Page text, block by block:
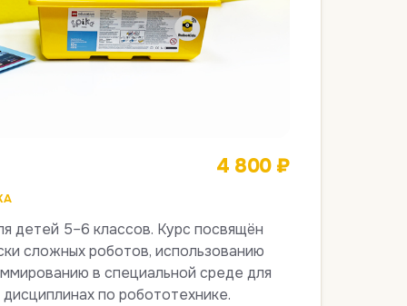
4 800 ₽
детей 5–6 классов. Курс посвящён
сложных роботов, использованию
в специальной среде для
по робототехнике.